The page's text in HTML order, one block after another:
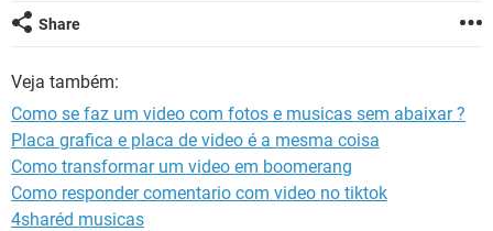
INSTAGRAM
Share
Veja também:
Como se faz um video com fotos e musicas sem abaixar ?
Placa grafica e placa de video é a mesma coisa
Como transformar um video em boomerang
Como responder comentario com video no tiktok
4sharéd musicas